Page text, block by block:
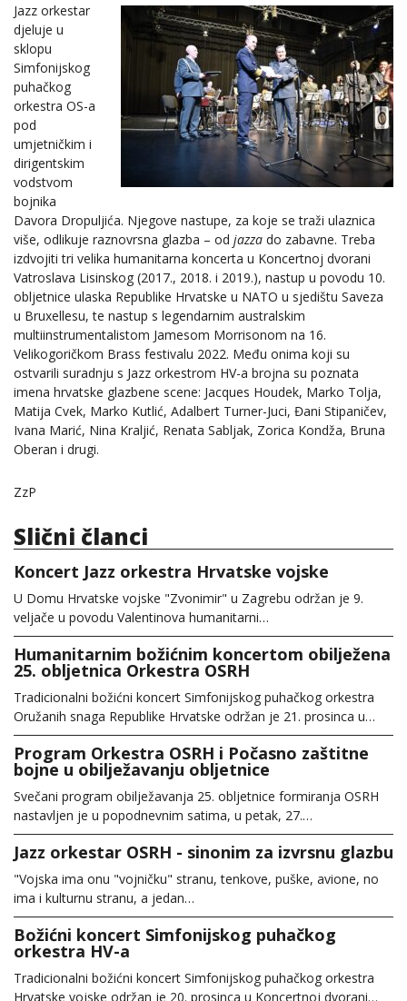
Jazz orkestar
djeluje u
sklopu
Simfonijskog
puhačkog
orkestra OS-a
pod
umjetničkim i
dirigentskim
vodstvom
bojnika
Davora Dropuljića. Njegove nastupe, za koje se traži ulaznica
više, odlikuje raznovrsna glazba – od jazza do zabavne. Treba
izdvojiti tri velika humanitarna koncerta u Koncertnoj dvorani
Vatroslava Lisinskog (2017., 2018. i 2019.), nastup u povodu 10.
obljetnice ulaska Republike Hrvatske u NATO u sjedištu Saveza
u Bruxellesu, te nastup s legendarnim australskim
multiinstrumentalistom Jamesom Morrisonom na 16.
Velikogoričkom Brass festivalu 2022. Među onima koji su
ostvarili suradnju s Jazz orkestrom HV-a brojna su poznata
imena hrvatske glazbene scene: Jacques Houdek, Marko Tolja,
Matija Cvek, Marko Kutlić, Adalbert Turner-Juci, Đani Stipaničev,
Ivana Marić, Nina Kraljić, Renata Sabljak, Zorica Kondža, Bruna
Oberan i drugi.
ZzP
Slični članci
Koncert Jazz orkestra Hrvatske vojske
U Domu Hrvatske vojske "Zvonimir" u Zagrebu održan je 9.
veljače u povodu Valentinova humanitarni…
Humanitarnim božićnim koncertom obilježena
25. obljetnica Orkestra OSRH
Tradicionalni božićni koncert Simfonijskog puhačkog orkestra
Oružanih snaga Republike Hrvatske održan je 21. prosinca u…
Program Orkestra OSRH i Počasno zaštitne
bojne u obilježavanju obljetnice
Svečani program obilježavanja 25. obljetnice formiranja OSRH
nastavljen je u popodnevnim satima, u petak, 27.…
Jazz orkestar OSRH - sinonim za izvrsnu glazbu
"Vojska ima onu "vojničku" stranu, tenkove, puške, avione, no
ima i kulturnu stranu, a jedan…
Božićni koncert Simfonijskog puhačkog
orkestra HV-a
Tradicionalni božićni koncert Simfonijskog puhačkog orkestra
Hrvatske vojske održan je 20. prosinca u Koncertnoj dvorani…